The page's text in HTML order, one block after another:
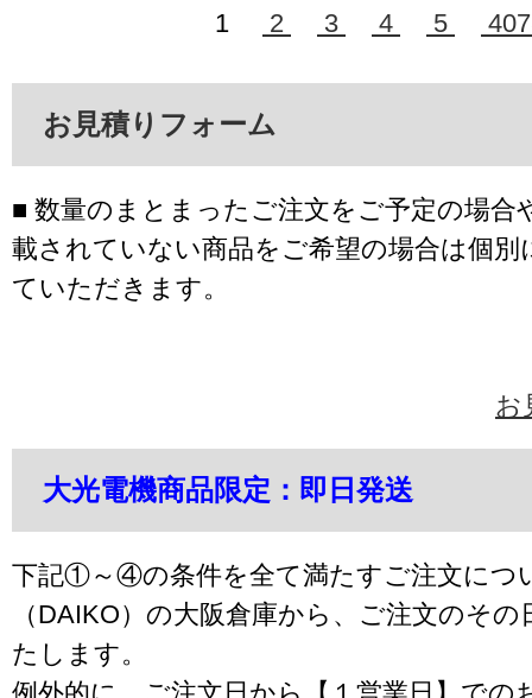
1
2 3 4 5
お見積りフォーム
■ 数量のまとまったご注文をご予定の場合
載されていない商品をご希望の場合は個別
ていただきます。
お
大光電機商品限定：即日発送
下記①～④の条件を全て満たすご注文につ
（DAIKO）の大阪倉庫から、ご注文のそ
たします。